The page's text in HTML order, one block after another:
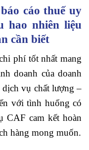
cáo thuế uy
hao nhiên liệu
cần biết
phí tốt nhất mang
doanh của doanh
vụ chất lượng –
với tình huống có
CAF cam kết hoàn
hàng mong muốn.